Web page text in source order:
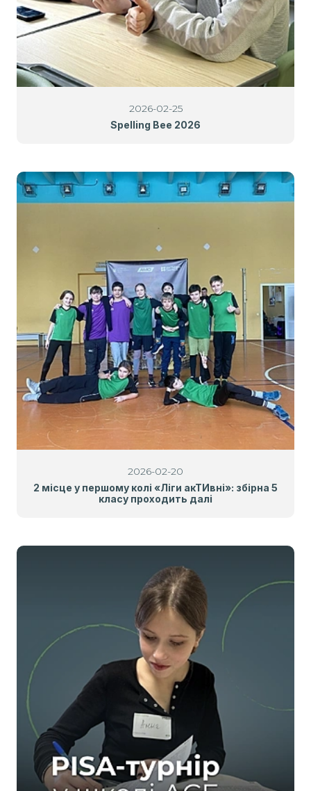
2026-02-25
Spelling Bee 2026
2026-02-20
2 місце у першому колі «Ліги акТИвні»: збірна 5
класу проходить далі